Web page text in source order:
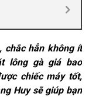
chắc hẳn không ít
lông gà giá bao
chiếc máy tốt,
Huy sẽ giúp bạn